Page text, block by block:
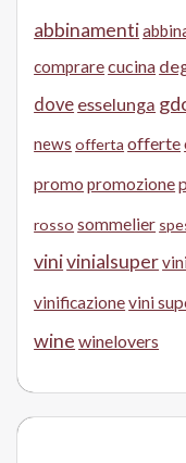
abbinamenti
comprarecucina
dove esselunga
news offerta offerte
promo promozione
rosso sommelier
vinivinialsuper
vinificazionevini
wine winelovers